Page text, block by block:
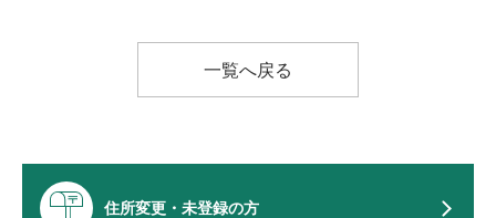
一覧へ戻る
住所変更・未登録の方